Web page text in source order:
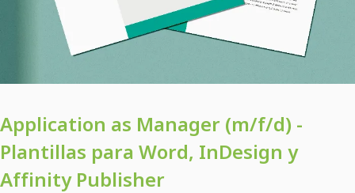
Application as Manager (m/f/d) -
Plantillas para Word, InDesign y
Affinity Publisher